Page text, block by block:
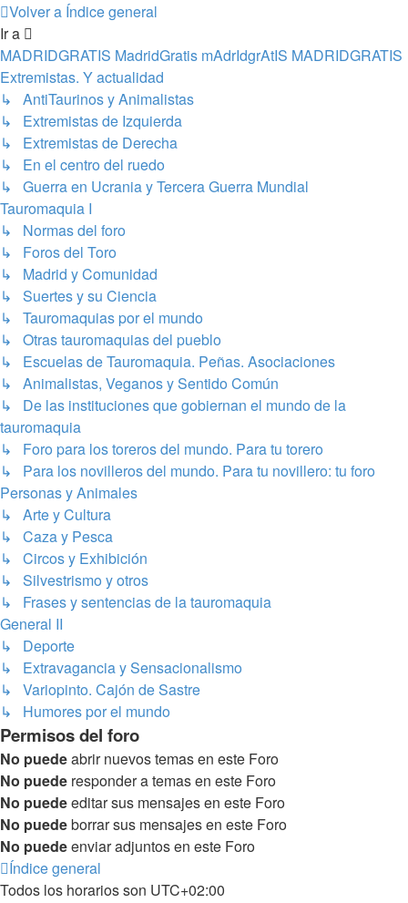
Volver a Índice general
Ir a
MADRIDGRATIS MadridGratis mAdrIdgrAtIS MADRIDGRATIS
Extremistas. Y actualidad
↳ AntiTaurinos y Animalistas
↳ Extremistas de Izquierda
↳ Extremistas de Derecha
↳ En el centro del ruedo
↳ Guerra en Ucrania y Tercera Guerra Mundial
Tauromaquia I
↳ Normas del foro
↳ Foros del Toro
↳ Madrid y Comunidad
↳ Suertes y su Ciencia
↳ Tauromaquias por el mundo
↳ Otras tauromaquias del pueblo
↳ Escuelas de Tauromaquia. Peñas. Asociaciones
↳ Animalistas, Veganos y Sentido Común
↳ De las instituciones que gobiernan el mundo de la
tauromaquia
↳ Foro para los toreros del mundo. Para tu torero
↳ Para los novilleros del mundo. Para tu novillero: tu foro
Personas y Animales
↳ Arte y Cultura
↳ Caza y Pesca
↳ Circos y Exhibición
↳ Silvestrismo y otros
↳ Frases y sentencias de la tauromaquia
General II
↳ Deporte
↳ Extravagancia y Sensacionalismo
↳ Variopinto. Cajón de Sastre
↳ Humores por el mundo
Permisos del foro
No puedeabrir nuevos temas en este Foro
No puede responder a temas en este Foro
No puedeeditar sus mensajes en este Foro
No puedeborrar sus mensajes en este Foro
No puedeenviar adjuntos en este Foro
Índice general
Todos los horarios son UTC+02:00